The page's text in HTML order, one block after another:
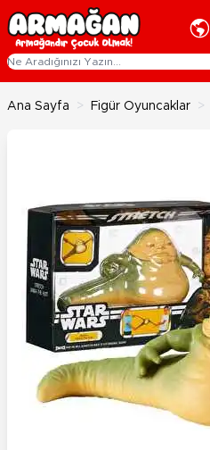
İçeriğe geç
Ana Sayfa > Figür Oyuncaklar >